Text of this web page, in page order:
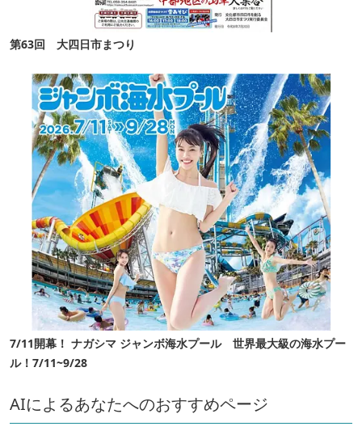
第63回 大四日市まつり
7/11開幕！ ナガシマ ジャンボ海水プール 世界最大級の海水プー
ル！7/11~9/28
AIによるあなたへのおすすめページ